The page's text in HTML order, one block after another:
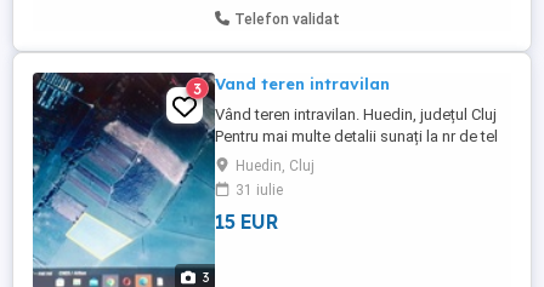
Telefon validat
3
3 Vand teren intravilan
Vând teren intravilan. Huedin, județul Cluj
Pentru mai multe detalii sunați la nr de tel
Huedin, Cluj
31 iulie
15 EUR